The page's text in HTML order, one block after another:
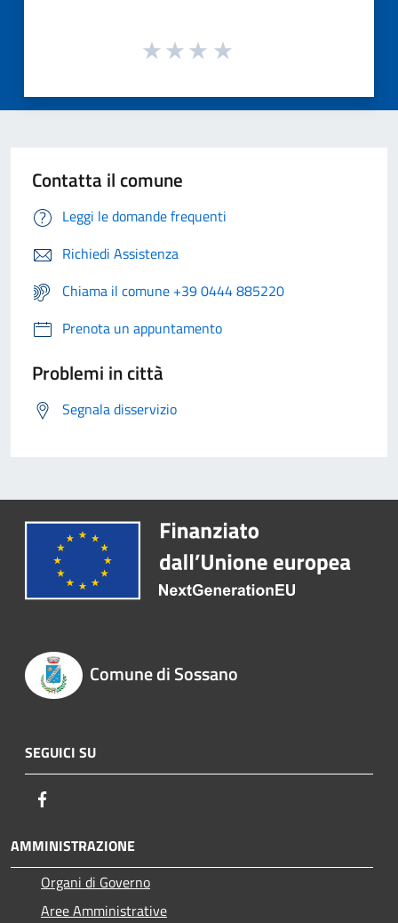
Contatta il comune
Leggi le domande frequenti
Richiedi Assistenza
Chiama il comune +39 0444 885220
Prenota un appuntamento
Problemi in città
Segnala disservizio
Comune di Sossano
SEGUICI SU
AMMINISTRAZIONE
Organi di Governo
Aree Amministrative